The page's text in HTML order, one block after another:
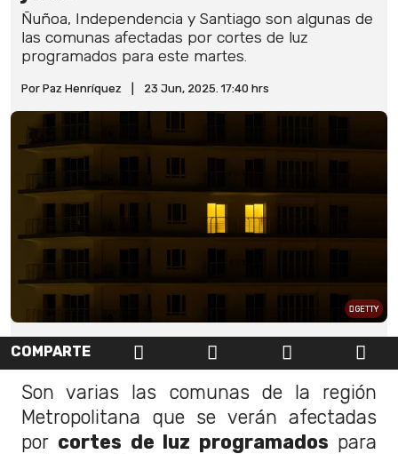
Ñuñoa, Independencia y Santiago son algunas de
las comunas afectadas por cortes de luz
programados para este martes.
Por Paz Henríquez 23 Jun, 2025. 17:40 hrs
GETTY
COMPARTE
Son varias las comunas de la región
Metropolitana que se verán afectadas
por cortes de luz programados para